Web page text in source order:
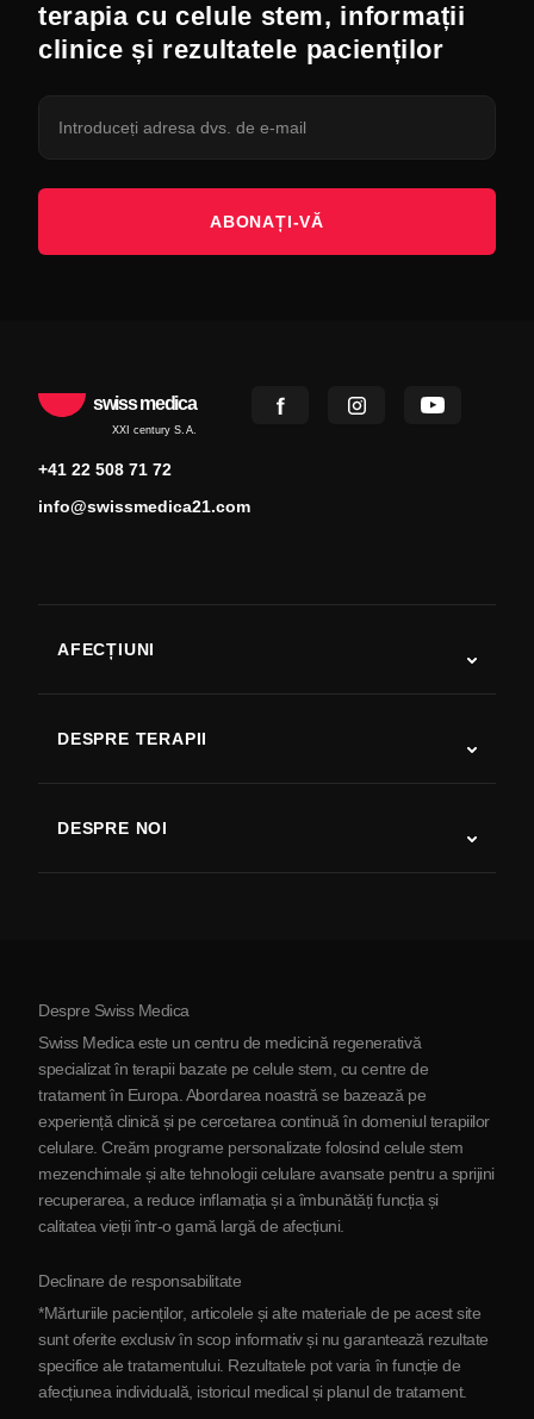
terapia cu celule stem, informații
clinice și rezultatele pacienților
ABONAȚI-VĂ
swiss medica
XXI century S.A.
+41 22 508 71 72
info@swissmedica21.com
AFECȚIUNI
Boala Parkinson
Artrită
DESPRE TERAPII
DESPRE NOI
Despre Serbia
Parteneriat
Contactaţi-ne
Despre Swiss Medica
Swiss Medica este un centru de medicină regenerativă
specializat în terapii bazate pe celule stem, cu centre de
tratament în Europa. Abordarea noastră se bazează pe
experiență clinică și pe cercetarea continuă în domeniul terapiilor
celulare. Creăm programe personalizate folosind celule stem
mezenchimale și alte tehnologii celulare avansate pentru a sprijini
recuperarea, a reduce inflamația și a îmbunătăți funcția și
calitatea vieții într-o gamă largă de afecțiuni.
Declinare de responsabilitate
*Mărturiile pacienților, articolele și alte materiale de pe acest site
sunt oferite exclusiv în scop informativ și nu garantează rezultate
specifice ale tratamentului. Rezultatele pot varia în funcție de
afecțiunea individuală, istoricul medical și planul de tratament.